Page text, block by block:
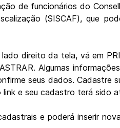
de funcionários do
(SISCAF), que
direito da tela, vá em
Algumas
seus dados. Cadastre
e seu cadastro terá sido
e poderá inserir